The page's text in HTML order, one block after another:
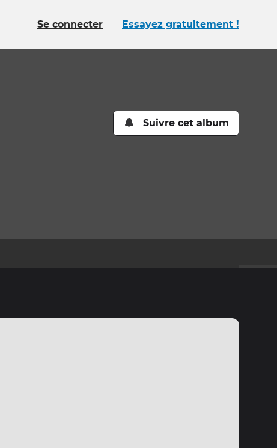
Se connecter Essayez gratuitement !
Suivre cet album